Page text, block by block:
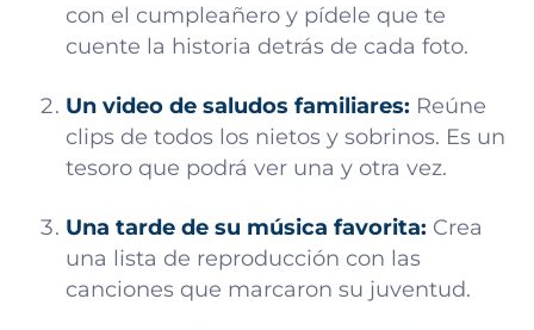
con el cumpleañero y pídele que te
cuente la historia detrás de cada foto.
Un video de saludos familiares: Reúne
clips de todos los nietos y sobrinos. Es un
tesoro que podrá ver una y otra vez.
Una tarde de su música favorita: Crea
una lista de reproducción con las
canciones que marcaron su juventud.